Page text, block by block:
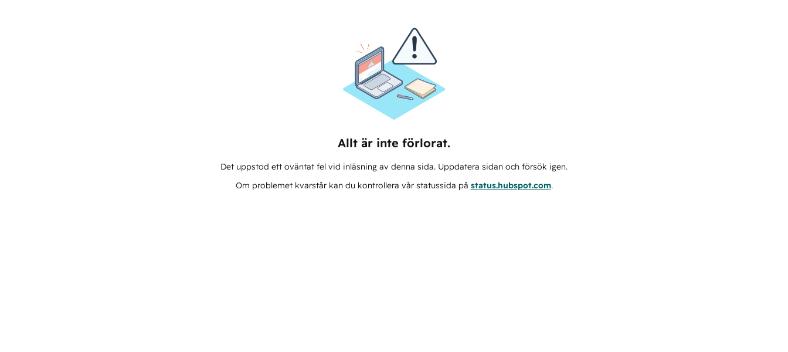
Allt är inte förlorat.
Det uppstod ett oväntat fel vid inläsning av denna sida. Uppdatera sidan och försök igen.
Om problemet kvarstår kan du kontrollera vår statussida på status.hubspot.com.